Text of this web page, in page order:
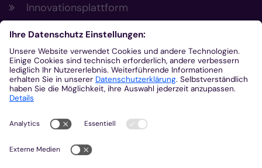
Innovationsplattform
Aus der Plattform
Nachrichten
Veranstaltungen
Gottesdienste
Stellenangebote
Kirchenzeitung
Amtsblatt (Kirchlicher Anzeiger)